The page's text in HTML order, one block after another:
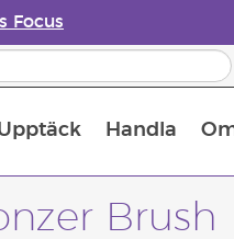
Focus
Handla
Brush